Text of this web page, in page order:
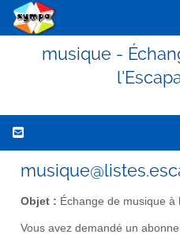
musique -
Objet : Échange de musique à
Vous avez demandé un